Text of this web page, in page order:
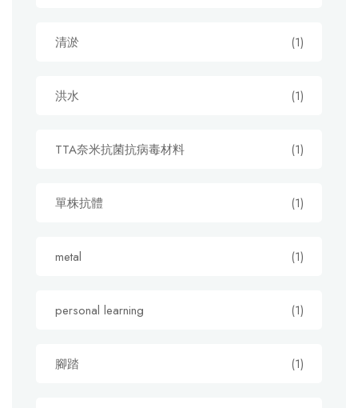
清淤 (1)
洪水 (1)
TTA奈米抗菌抗病毒材料 (1)
單株抗體 (1)
metal (1)
personal learning (1)
腳踏 (1)